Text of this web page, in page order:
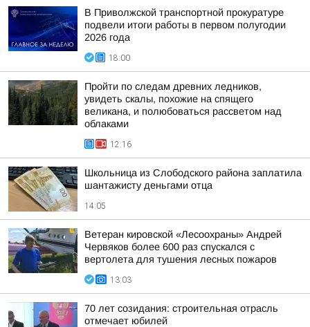
В Приволжской транспортной прокуратуре
подвели итоги работы в первом полугодии
2026 года
18:00
Пройти по следам древних ледников,
увидеть скалы, похожие на спящего
великана, и полюбоваться рассветом над
облаками
12:16
Школьница из Слободского района заплатила
шантажисту деньгами отца
14:05
Ветеран кировской «Лесоохраны» Андрей
Червяков более 600 раз спускался с
вертолета для тушения лесных пожаров
13:03
70 лет созидания: строительная отрасль
отмечает юбилей